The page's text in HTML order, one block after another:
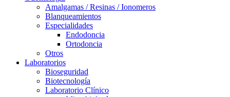
Amalgamas / Resinas / Ionomeros
Blanqueamientos
Especialidades
Endodoncia
Ortodoncia
Otros
Laboratorios
Bioseguridad
Biotecnología
Laboratorio Clínico